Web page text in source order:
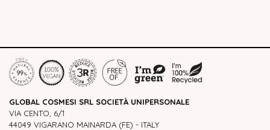
GLOBAL COSMESI SRL SOCIETÀ UNIPERSONALE
VIA CENTO, 6/1
44049 VIGARANO MAINARDA (FE) - ITALY